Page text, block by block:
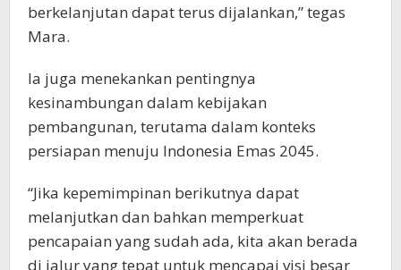
berkelanjutan dapat terus dijalankan,” tegas
Mara.
Ia juga menekankan pentingnya
kesinambungan dalam kebijakan
pembangunan, terutama dalam konteks
persiapan menuju Indonesia Emas 2045.
“Jika kepemimpinan berikutnya dapat
melanjutkan dan bahkan memperkuat
pencapaian yang sudah ada, kita akan berada
di jalur yang tepat untuk mencapai visi besar